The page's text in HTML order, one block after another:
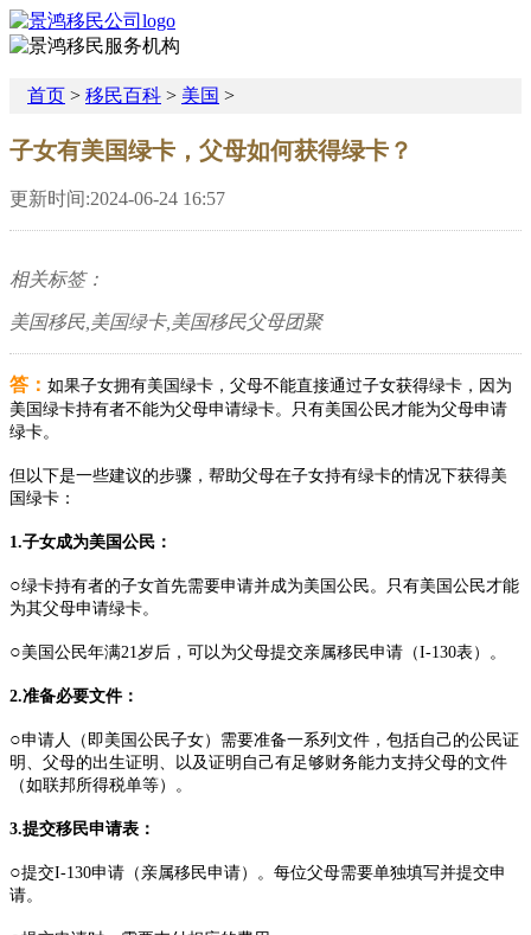
首页 > 移民百科 > 美国 >
子女有美国绿卡，父母如何获得绿卡？
更新时间:2024-06-24 16:57
相关标签：
美国移民,美国绿卡,美国移民父母团聚
答： 如果子女拥有美国绿卡，父母不能直接通过子女获得绿卡，因为
美国绿卡持有者不能为父母申请绿卡。只有美国公民才能为父母申请
绿卡。
但以下是一些建议的步骤，帮助父母在子女持有绿卡的情况下获得美
国绿卡：
1.子女成为美国公民：
○绿卡持有者的子女首先需要申请并成为美国公民。只有美国公民才能
为其父母申请绿卡。
○美国公民年满21岁后，可以为父母提交亲属移民申请（I-130表）。
2.准备必要文件：
○申请人（即美国公民子女）需要准备一系列文件，包括自己的公民证
明、父母的出生证明、以及证明自己有足够财务能力支持父母的文件
（如联邦所得税单等）。
3.提交移民申请表：
○提交I-130申请（亲属移民申请）。每位父母需要单独填写并提交申
请。